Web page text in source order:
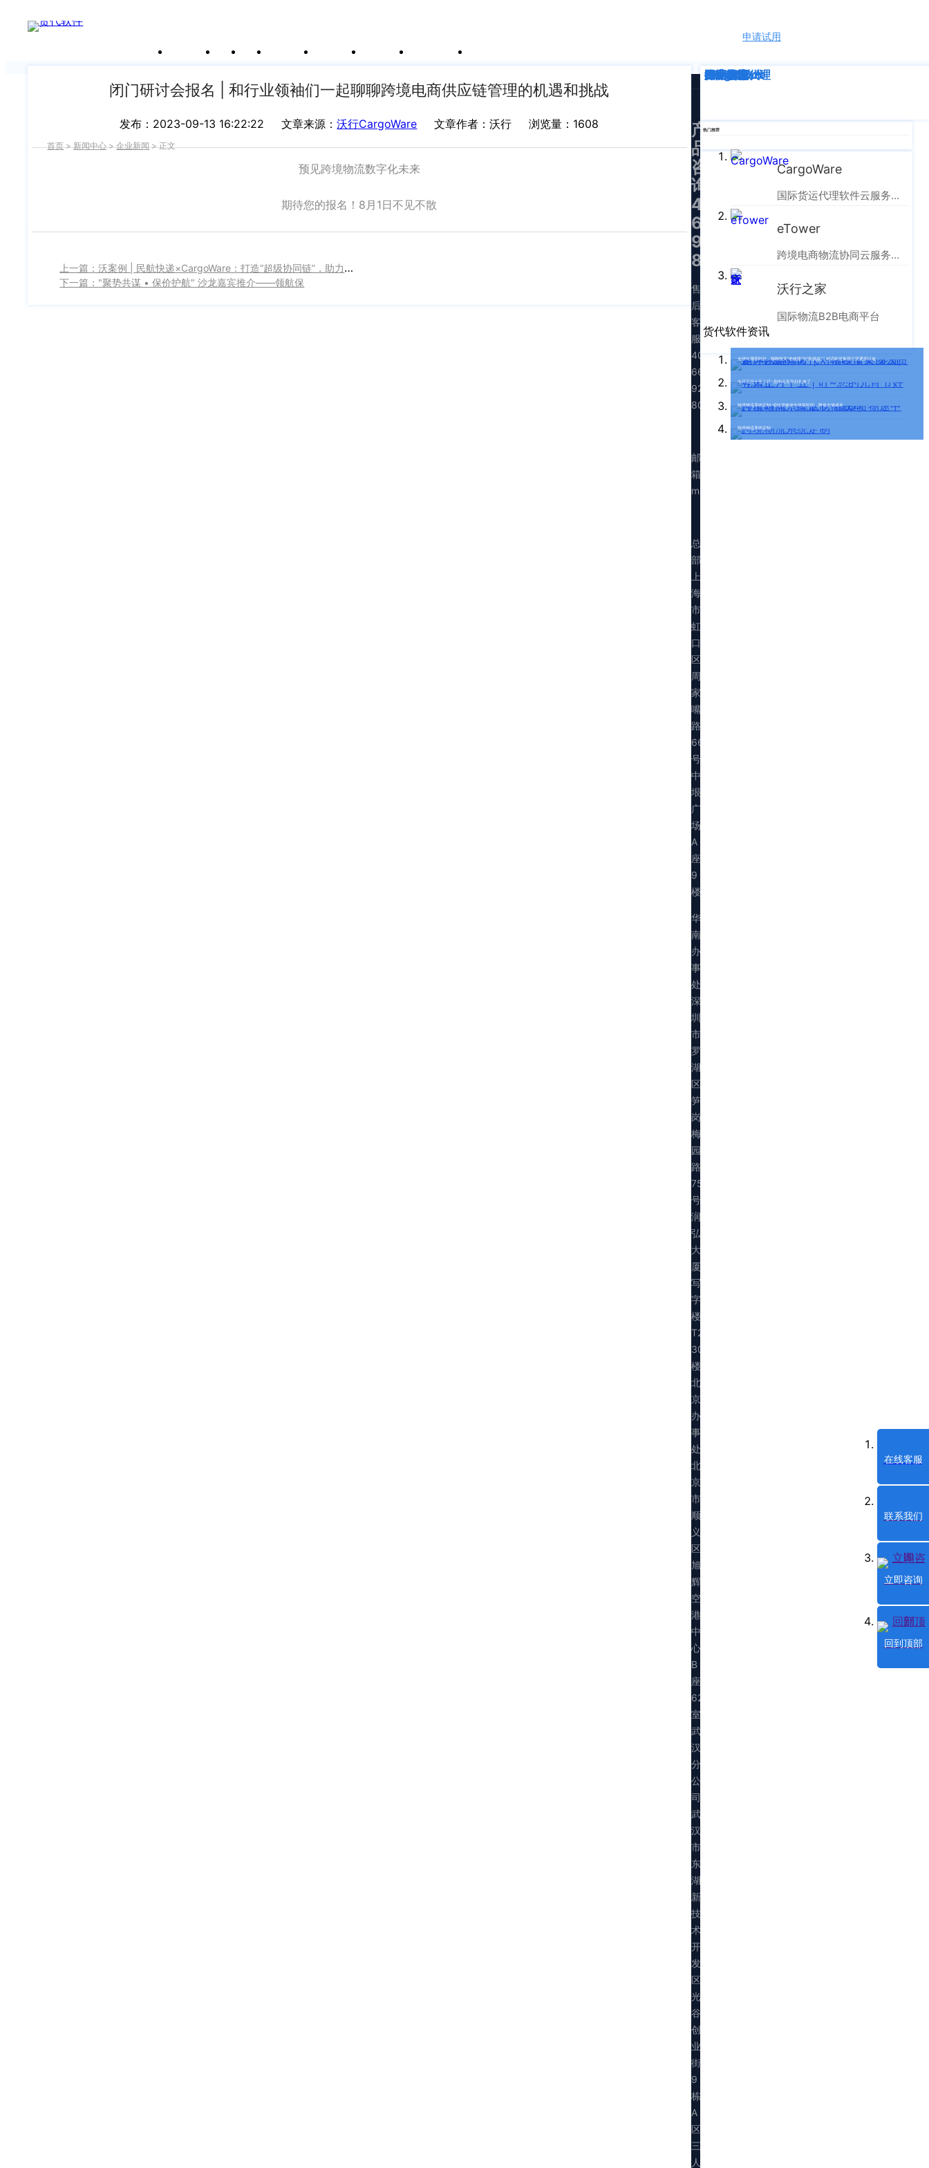
关于沃行 产品 价格 客户案例 新闻资讯 支持中心 运价与货盘
申请试用
申请试用
产
闭门研讨会报名 | 和行业领袖们一起聊聊跨境电商供应链管理的机遇和挑战
发布：2023-09-13 16:22:22 文章来源：沃行CargoWare 文章作者：沃行 浏览量：1608
首页>新闻中心>企业新闻>正文
预见跨境物流数字化未来
期待您的报名！8月1日不见不散
上一篇：沃案例 | 民航快递×CargoWare：打造“超级协同链”，助力航空物流高质量发展
下一篇："聚势共谋 • 保价护航" 沙龙嘉宾推介——领航保
深度解析
企业动态
行业资讯
eTower
CargoWare
跨境电商
国际货运代理
SaaS云技术
国际物流
热门推荐
CargoWare
国际货运代理软件云服务平台
eTower
跨境电商物流协同云服务平台
沃行之家
国际物流B2B电商平台
货代软件资讯
全球化博弈时代，聊聊报关“老难题”与“新挑战” | 对话欧坚集团云贸通苏以迪
今日正月十五 | 叮~您的元宵节好礼来了
跨境物流系统定制-缩短货物途中停留时间，降低仓储成本
跨境物流系统定制
产
品
咨
询：
400-
665-
9211（转
830）
售
后
客
服：
400-
665-
9211（转
808）
邮
箱：
marketing@walltechsystem.cn
总
部：
上
海
市
虹
口
区
周
家
嘴
路
669
号
中
垠
广
场
A
座
9
楼
华
南
办
事
处：
深
圳
市
罗
湖
区
笋
岗
梅
园
路
75
号
润
弘
大
厦
写
字
楼
T2
30
楼
北
京
办
事
处：
北
京
市
顺
义
区
旭
辉
空
港
中
心
B
座
623
室
武
汉
分
公
司：
武
汉
市
东
湖
新
技
术
开
发
区
光
谷
创
业
街
9
栋
A
区
三
人
在线客服
联系我们
立即咨询
回到顶部